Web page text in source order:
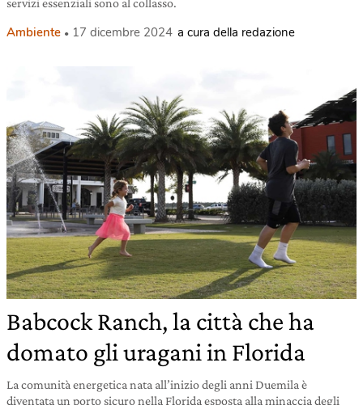
servizi essenziali sono al collasso.
Ambiente 17 dicembre 2024 a cura della redazione
Babcock Ranch, la città che ha
domato gli uragani in Florida
La comunità energetica nata all’inizio degli anni Duemila è
diventata un porto sicuro nella Florida esposta alla minaccia degli